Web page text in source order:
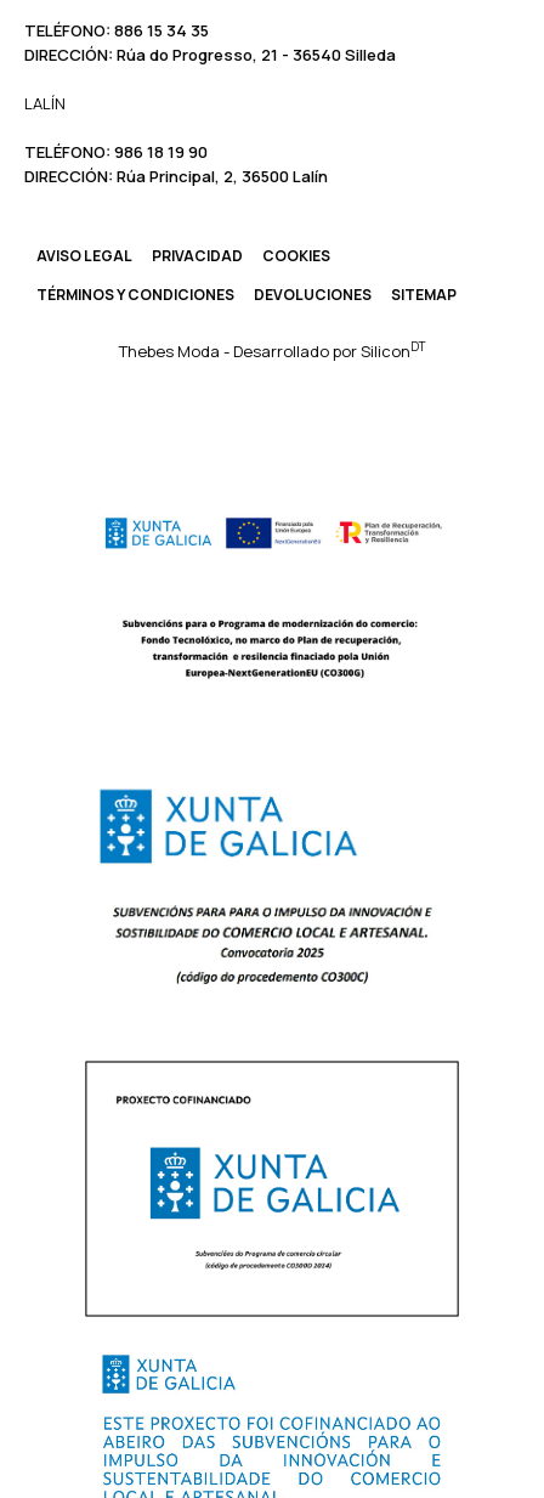
TELÉFONO: 886 15 34 35
DIRECCIÓN: Rúa do Progresso, 21 - 36540 Silleda
LALÍN
TELÉFONO: ​​ 986 18 19 90
DIRECCIÓN: Rúa Principal, 2, 36500 Lalín
AVISO LEGAL PRIVACIDAD
COOKIES
TÉRMINOS Y CONDICIONES
DEVOLUCIONES SITEMAP
Thebes Moda - Desarrollado porSilicon DT